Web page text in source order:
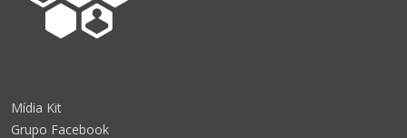
Mídia Kit
Grupo Facebook